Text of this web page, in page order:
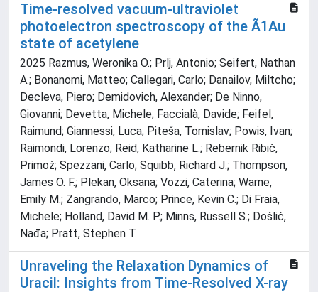
Time-resolved vacuum-ultraviolet
photoelectron spectroscopy of the Ã1Au
state of acetylene
2025 Razmus, Weronika O.; Prlj, Antonio; Seifert, Nathan
A.; Bonanomi, Matteo; Callegari, Carlo; Danailov, Miltcho;
Decleva, Piero; Demidovich, Alexander; De Ninno,
Giovanni; Devetta, Michele; Faccialà, Davide; Feifel,
Raimund; Giannessi, Luca; Piteša, Tomislav; Powis, Ivan;
Raimondi, Lorenzo; Reid, Katharine L.; Rebernik Ribič,
Primož; Spezzani, Carlo; Squibb, Richard J.; Thompson,
James O. F.; Plekan, Oksana; Vozzi, Caterina; Warne,
Emily M.; Zangrando, Marco; Prince, Kevin C.; Di Fraia,
Michele; Holland, David M. P.; Minns, Russell S.; Došlić,
Nađa; Pratt, Stephen T.
Unraveling the Relaxation Dynamics of
Uracil: Insights from Time-Resolved X-ray